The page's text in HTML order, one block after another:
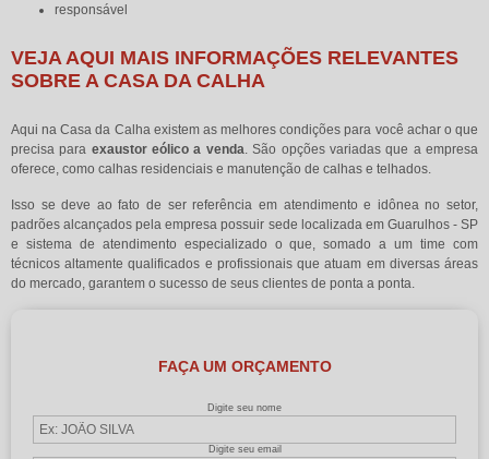
responsável
VEJA AQUI MAIS INFORMAÇÕES RELEVANTES
SOBRE A CASA DA CALHA
Aqui na Casa da Calha existem as melhores condições para você achar o que
precisa para exaustor eólico a venda. São opções variadas que a empresa
oferece, como calhas residenciais e manutenção de calhas e telhados.
Isso se deve ao fato de ser referência em atendimento e idônea no setor,
padrões alcançados pela empresa possuir sede localizada em Guarulhos - SP
e sistema de atendimento especializado o que, somado a um time com
técnicos altamente qualificados e profissionais que atuam em diversas áreas
do mercado, garantem o sucesso de seus clientes de ponta a ponta.
FAÇA UM ORÇAMENTO
Digite seu nome
Digite seu email